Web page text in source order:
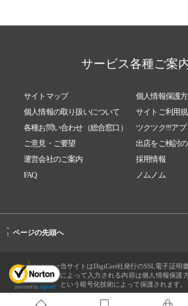
サービス各種ご案
サイトマップ
個人情報保護
個人情報の取り扱いについて
サイトご利用
各種お問い合わせ（総合窓口）
ツクツク!!!アプ
ご意見・ご要望
出店をご検討
運営会社のご案内
採用情報
FAQ
ノムノム
-
↑ ページの先頭へ
当サイトはDigiCert社発行のSSL電子証明
によって入力される内容は個人情報保護
という暗号化技術によって保護されます。